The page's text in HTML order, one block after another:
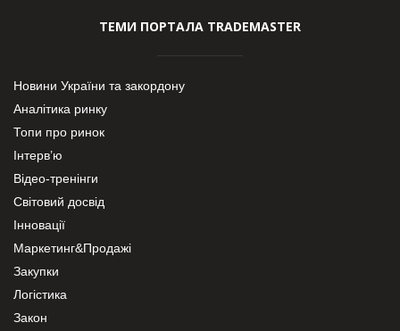
ТЕМИ ПОРТАЛА TRADEMASTER
Новини України та закордону
Аналітика ринку
Топи про ринок
Інтерв’ю
Відео-тренінги
Світовий досвід
Інновації
Маркетинг&Продажі
Закупки
Логістика
Закон